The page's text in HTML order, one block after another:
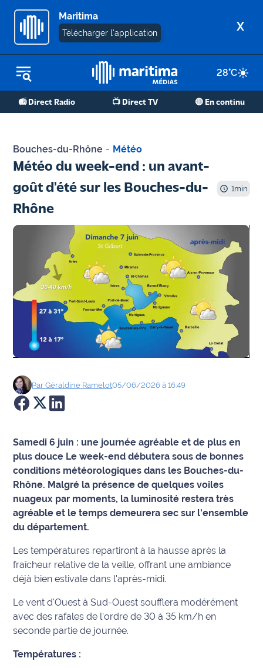
Maritima
Télécharger l'application X
28°C
📻 Direct Radio 📺 Direct TV 🔴 En continu
REPLAY RADIO
REPLAY TV
Martigues
de Berre
Marseille
Agenda
Faits
divers
Sports
Société
Culture
Économie
Éducation
Environnement
Info
route
Loisirs
Bouches-du-Rhône - Météo
Météo du week-end : un avant-
goût d'été sur les Bouches-du-
Rhône
1min
ParGéraldine Ramelot05/06/2026 à 16:49
Samedi 6 juin : une journée agréable et de plus en
plus douce Le week-end débutera sous de bonnes
conditions météorologiques dans les Bouches-du-
Rhône. Malgré la présence de quelques voiles
nuageux par moments, la luminosité restera très
agréable et le temps demeurera sec sur l'ensemble
du département.
Les températures repartiront à la hausse après la
fraîcheur relative de la veille, offrant une ambiance
déjà bien estivale dans l'après-midi.
Le vent d'Ouest à Sud-Ouest soufflera modérément
avec des rafales de l'ordre de 30 à 35 km/h en
seconde partie de journée.
Températures :